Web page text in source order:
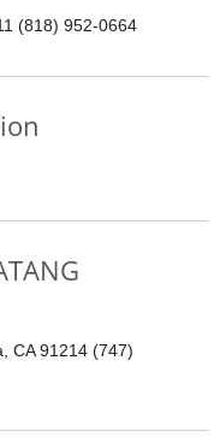
(818) 952-0664
CA 91214 (747)